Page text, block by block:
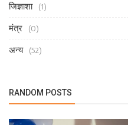
जिज्ञाशा (1)
मंत्र (0)
अन्य (52)
RANDOM POSTS